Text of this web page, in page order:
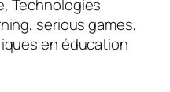
Technologies
serious games,
en éducation